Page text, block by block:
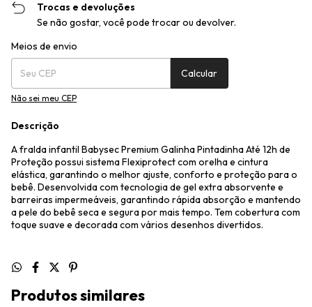
Trocas e devoluções
Se não gostar, você pode trocar ou devolver.
Entregas para o CEP:
Meios de envio
Calcular
Não sei meu CEP
Descrição
A fralda infantil Babysec Premium Galinha Pintadinha Até 12h de
Proteção possui sistema Flexiprotect com orelha e cintura
elástica, garantindo o melhor ajuste, conforto e proteção para o
bebê. Desenvolvida com tecnologia de gel extra absorvente e
barreiras impermeáveis, garantindo rápida absorção e mantendo
a pele do bebê seca e segura por mais tempo. Tem cobertura com
toque suave e decorada com vários desenhos divertidos.
Produtos similares